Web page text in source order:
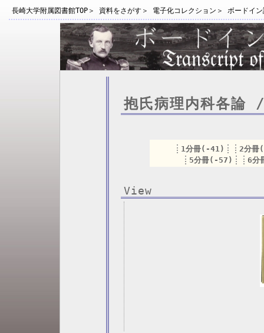
長崎大学附属図書館TOP ＞ 資料をさがす ＞ 電子化コレクション ＞ ボードイン
抱氏病理内科各論
1分冊(-41)
2分
5分冊(-57)
6分
View